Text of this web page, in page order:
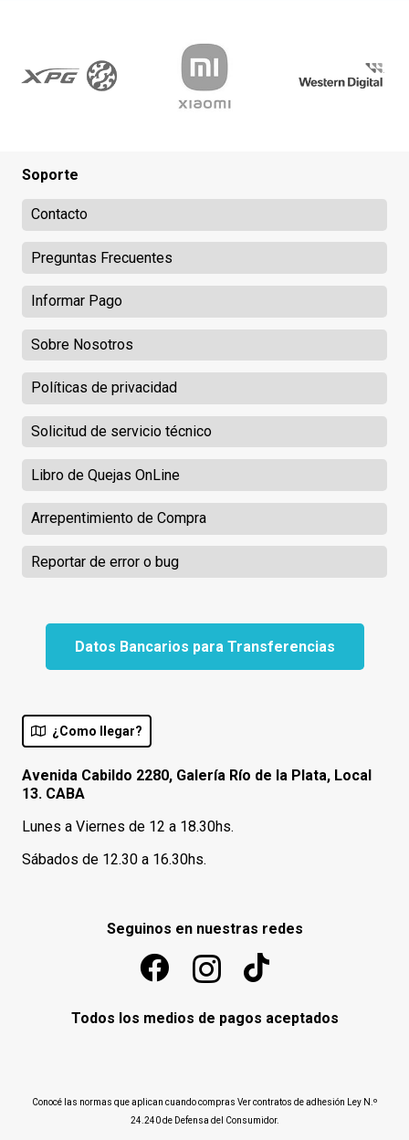
Soporte
Contacto
Preguntas Frecuentes
Informar Pago
Sobre Nosotros
Políticas de privacidad
Solicitud de servicio técnico
Libro de Quejas OnLine
Arrepentimiento de Compra
Reportar de error o bug
Datos Bancarios para Transferencias
¿Como llegar?
Avenida Cabildo 2280, Galería Río de la Plata, Local
13. CABA
Lunes a Viernes de 12 a 18.30hs.
Sábados de 12.30 a 16.30hs.
Seguinos en nuestras redes
Todos los medios de pagos aceptados
Conocé las normas que aplican cuando compras Ver contratos de adhesión Ley N.º
24.240 de Defensa del Consumidor.